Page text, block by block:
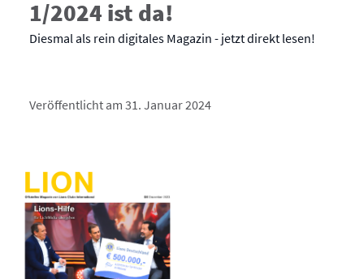
1/2024 ist da!
Diesmal als rein digitales Magazin - jetzt direkt lesen!
Veröffentlicht am 31. Januar 2024